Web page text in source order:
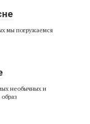
мы погружаемся
необычных и